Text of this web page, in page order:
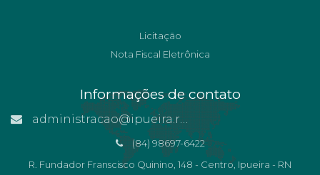
Licitação
Nota Fiscal Eletrônica
Informações de contato
administracao@ipueira.rn.gov.br
(84) 98697-6422
R. Fundador Franscisco Quinino, 148 - Centro, Ipueira - RN